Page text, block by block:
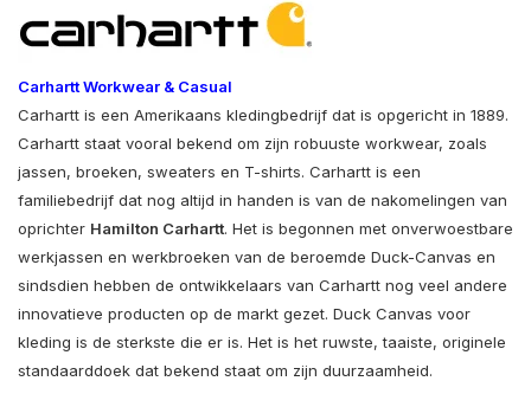
Carhartt Workwear & Casual
Carhartt is een Amerikaans kledingbedrijf dat is opgericht in 1889.
Carhartt staat vooral bekend om zijn robuuste workwear, zoals
jassen, broeken, sweaters en T-shirts. Carhartt is een
familiebedrijf dat nog altijd in handen is van de nakomelingen van
oprichter Hamilton Carhartt. Het is begonnen met onverwoestbare
werkjassen en werkbroeken van de beroemde Duck-Canvas en
sindsdien hebben de ontwikkelaars van Carhartt nog veel andere
innovatieve producten op de markt gezet. Duck Canvas voor
kleding is de sterkste die er is. Het is het ruwste, taaiste, originele
standaarddoek dat bekend staat om zijn duurzaamheid.